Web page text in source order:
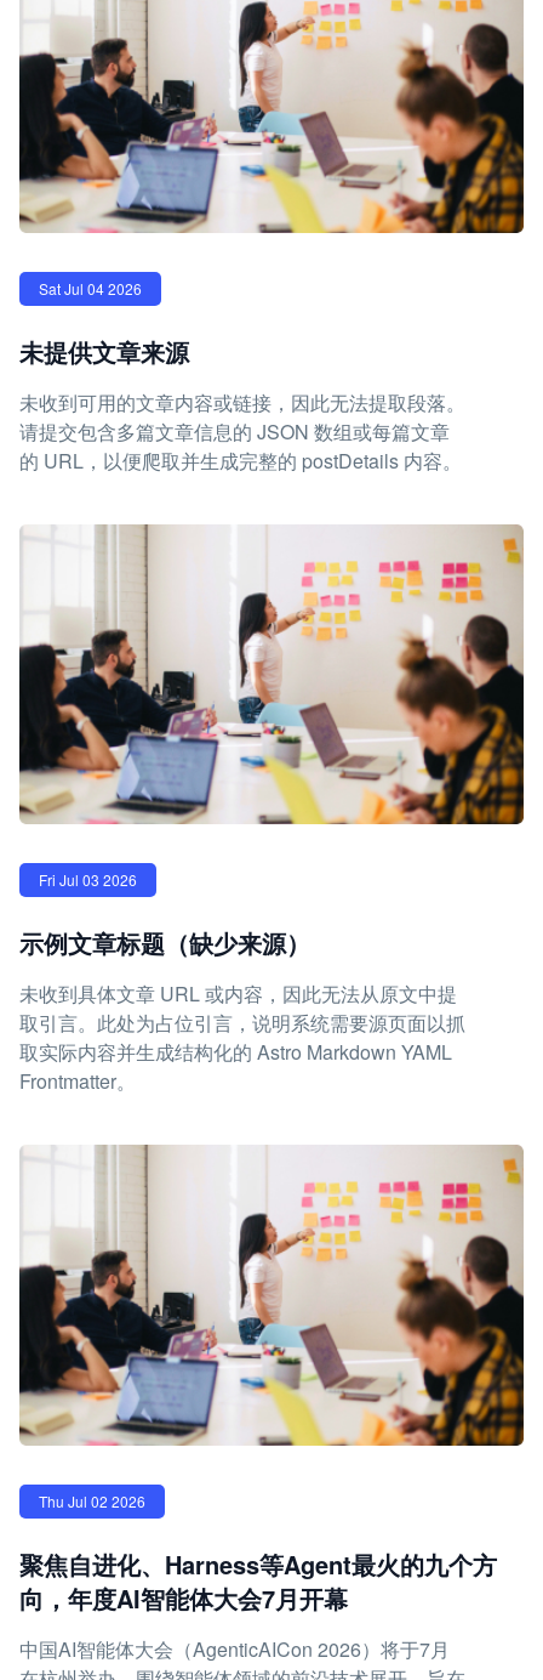
Sat Jul 04 2026
未提供文章来源
未收到可用的文章内容或链接，因此无法提取段落。
请提交包含多篇文章信息的 JSON 数组或每篇文章
的 URL，以便爬取并生成完整的 postDetails 内容。
Fri Jul 03 2026
示例文章标题（缺少来源）
未收到具体文章 URL 或内容，因此无法从原文中提
取引言。此处为占位引言，说明系统需要源页面以抓
取实际内容并生成结构化的 Astro Markdown YAML
Frontmatter。
Thu Jul 02 2026
聚焦自进化、Harness等Agent最火的九个方
向，年度AI智能体大会7月开幕
中国AI智能体大会（AgenticAICon 2026）将于7月